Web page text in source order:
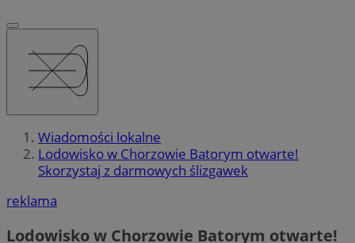
Wiadomości lokalne
Lodowisko w Chorzowie Batorym otwarte!
Skorzystaj z darmowych ślizgawek
reklama
Lodowisko w Chorzowie Batorym otwarte!